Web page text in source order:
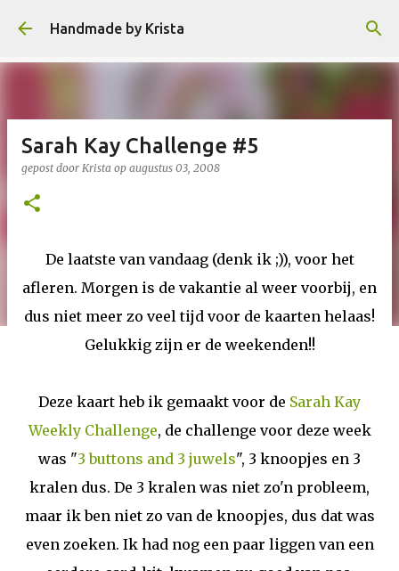
Doorgaan naar hoofdcontent
Handmade by Krista
Sarah Kay Challenge #5
gepost door Krista op augustus 03, 2008
De laatste van vandaag (denk ik ;)), voor het
afleren. Morgen is de vakantie al weer voorbij, en
dus niet meer zo veel tijd voor de kaarten helaas!
Gelukkig zijn er de weekenden!!
Deze kaart heb ik gemaakt voor de Sarah Kay
Weekly Challenge, de challenge voor deze week
was "3 buttons and 3 juwels", 3 knoopjes en 3
kralen dus. De 3 kralen was niet zo'n probleem,
maar ik ben niet zo van de knoopjes, dus dat was
even zoeken. Ik had nog een paar liggen van een